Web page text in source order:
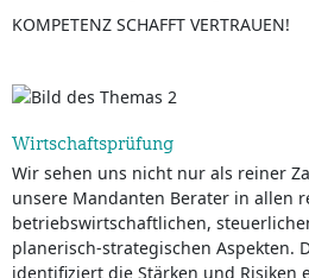
KOMPETENZ SCHAFFT VERTRAUEN!
Wirtschaftsprüfung
Wir sehen uns nicht nur als reiner
unsere Mandanten Berater in allen
betriebswirtschaftlichen,
planerisch-strategischen Aspekten.
identifiziert die Stärken und Risiken